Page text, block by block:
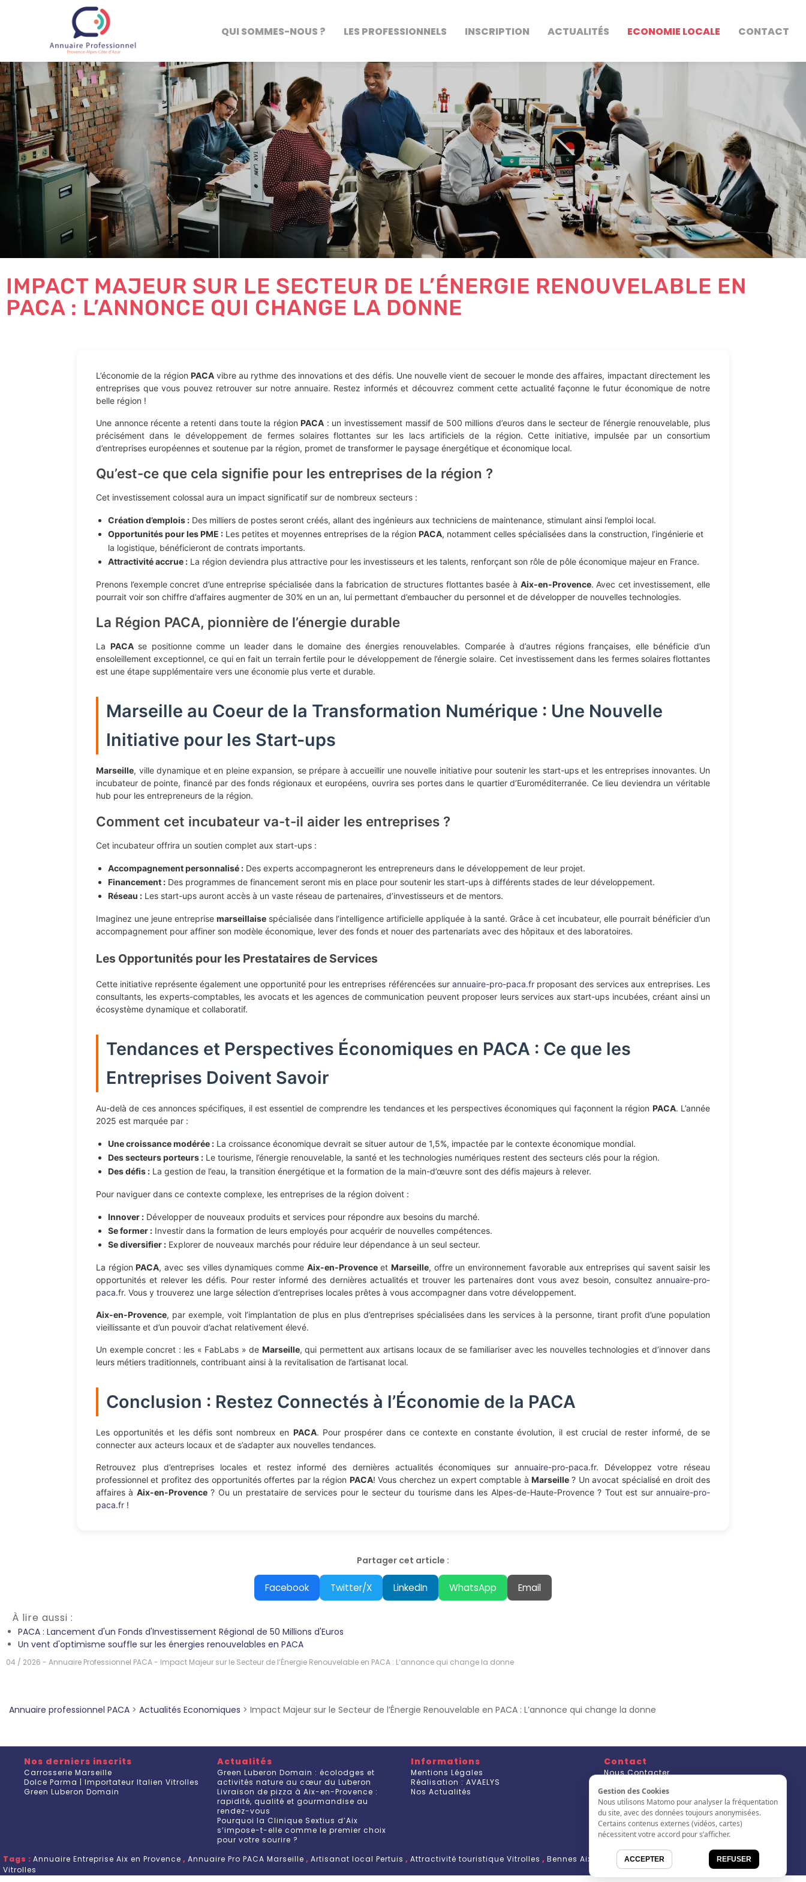
Gestion des Cookies
Nous utilisons Matomo pour analyser la fréquentation
du site, avec des données toujours anonymisées.
Certains contenus externes (vidéos, cartes)
nécessitent votre accord pour s’afficher.
ACCEPTER REFUSER
QUI SOMMES-NOUS ? LES PROFESSIONNELS INSCRIPTION ACTUALITÉS ECONOMIE LOCALE CONTACT
IMPACT MAJEUR SUR LE SECTEUR DE L’ÉNERGIE RENOUVELABLE EN
PACA : L’ANNONCE QUI CHANGE LA DONNE
L’économie de la région PACAvibre au rythme des innovations et des défis. Une nouvelle vient de secouer le monde des affaires, impactant directement les
entreprises que vous pouvez retrouver sur notre annuaire. Restez informés et découvrez comment cette actualité façonne le futur économique de notre
belle région !
Une annonce récente a retenti dans toute la régionPACA : un investissement massif de 500 millions d’euros dans le secteur de l’énergie renouvelable, plus
précisément dans le développement de fermes solaires flottantes sur les lacs artificiels de la région. Cette initiative, impulsée par un consortium
d’entreprises européennes et soutenue par la région, promet de transformer le paysage énergétique et économique local.
Qu’est-ce que cela signifie pour les entreprises de la région ?
Cet investissement colossal aura un impact significatif sur de nombreux secteurs :
Création d’emplois : Des milliers de postes seront créés, allant des ingénieurs aux techniciens de maintenance, stimulant ainsi l’emploi local.
Opportunités pour les PME : Les petites et moyennes entreprises de la région PACA, notamment celles spécialisées dans la construction, l’ingénierie et
la logistique, bénéficieront de contrats importants.
Attractivité accrue : La région deviendra plus attractive pour les investisseurs et les talents, renforçant son rôle de pôle économique majeur en France.
Prenons l’exemple concret d’une entreprise spécialisée dans la fabrication de structures flottantes basée à Aix-en-Provence. Avec cet investissement, elle
pourrait voir son chiffre d’affaires augmenter de 30% en un an, lui permettant d’embaucher du personnel et de développer de nouvelles technologies.
La Région PACA, pionnière de l’énergie durable
La PACAse positionne comme un leader dans le domaine des énergies renouvelables. Comparée à d’autres régions françaises, elle bénéficie d’un
ensoleillement exceptionnel, ce qui en fait un terrain fertile pour le développement de l’énergie solaire. Cet investissement dans les fermes solaires flottantes
est une étape supplémentaire vers une économie plus verte et durable.
Marseille au Coeur de la Transformation Numérique : Une Nouvelle
Initiative pour les Start-ups
Marseille, ville dynamique et en pleine expansion, se prépare à accueillir une nouvelle initiative pour soutenir les start-ups et les entreprises innovantes. Un
incubateur de pointe, financé par des fonds régionaux et européens, ouvrira ses portes dans le quartier d’Euroméditerranée. Ce lieu deviendra un véritable
hub pour les entrepreneurs de la région.
Comment cet incubateur va-t-il aider les entreprises ?
Cet incubateur offrira un soutien complet aux start-ups :
Accompagnement personnalisé : Des experts accompagneront les entrepreneurs dans le développement de leur projet.
Financement : Des programmes de financement seront mis en place pour soutenir les start-ups à différents stades de leur développement.
Réseau : Les start-ups auront accès à un vaste réseau de partenaires, d’investisseurs et de mentors.
Imaginez une jeune entreprise marseillaise spécialisée dans l’intelligence artificielle appliquée à la santé. Grâce à cet incubateur, elle pourrait bénéficier d’un
accompagnement pour affiner son modèle économique, lever des fonds et nouer des partenariats avec des hôpitaux et des laboratoires.
Les Opportunités pour les Prestataires de Services
Cette initiative représente également une opportunité pour les entreprises référencées sur annuaire-pro-paca.frproposant des services aux entreprises. Les
consultants, les experts-comptables, les avocats et les agences de communication peuvent proposer leurs services aux start-ups incubées, créant ainsi un
écosystème dynamique et collaboratif.
Tendances et Perspectives Économiques en PACA : Ce que les
Entreprises Doivent Savoir
Au-delà de ces annonces spécifiques, il est essentiel de comprendre les tendances et les perspectives économiques qui façonnent la région PACA. L’année
2025 est marquée par :
Une croissance modérée : La croissance économique devrait se situer autour de 1,5%, impactée par le contexte économique mondial.
Des secteurs porteurs : Le tourisme, l’énergie renouvelable, la santé et les technologies numériques restent des secteurs clés pour la région.
Des défis : La gestion de l’eau, la transition énergétique et la formation de la main-d’œuvre sont des défis majeurs à relever.
Pour naviguer dans ce contexte complexe, les entreprises de la région doivent :
Innover : Développer de nouveaux produits et services pour répondre aux besoins du marché.
Se former : Investir dans la formation de leurs employés pour acquérir de nouvelles compétences.
Se diversifier : Explorer de nouveaux marchés pour réduire leur dépendance à un seul secteur.
La régionPACA, avec ses villes dynamiques comme Aix-en-ProvenceetMarseille, offre un environnement favorable aux entreprises qui savent saisir les
opportunités et relever les défis. Pour rester informé des dernières actualités et trouver les partenaires dont vous avez besoin, consultez annuaire-pro-
paca.fr. Vous y trouverez une large sélection d’entreprises locales prêtes à vous accompagner dans votre développement.
Aix-en-Provence, par exemple, voit l’implantation de plus en plus d’entreprises spécialisées dans les services à la personne, tirant profit d’une population
vieillissante et d’un pouvoir d’achat relativement élevé.
Un exemple concret : les « FabLabs » de Marseille, qui permettent aux artisans locaux de se familiariser avec les nouvelles technologies et d’innover dans
leurs métiers traditionnels, contribuant ainsi à la revitalisation de l’artisanat local.
Conclusion : Restez Connectés à l’Économie de la PACA
Les opportunités et les défis sont nombreux en PACA. Pour prospérer dans ce contexte en constante évolution, il est crucial de rester informé, de se
connecter aux acteurs locaux et de s’adapter aux nouvelles tendances.
Retrouvez plus d’entreprises locales et restez informé des dernières actualités économiques sur annuaire-pro-paca.fr. Développez votre réseau
professionnel et profitez des opportunités offertes par la région PACA! Vous cherchez un expert comptable à Marseille? Un avocat spécialisé en droit des
affaires à Aix-en-Provence? Ou un prestataire de services pour le secteur du tourisme dans les Alpes-de-Haute-Provence ? Tout est surannuaire-pro-
paca.fr !
Partager cet article :
Facebook Twitter/X LinkedIn WhatsApp Email
À lire aussi :
PACA : Lancement d'un Fonds d'Investissement Régional de 50 Millions d'Euros
Un vent d'optimisme souffle sur les énergies renouvelables en PACA
04 / 2026 - Annuaire Professionnel PACA - Impact Majeur sur le Secteur de l’Énergie Renouvelable en PACA : L’annonce qui change la donne
Annuaire professionnel PACA > Actualités Economiques > Impact Majeur sur le Secteur de l’Énergie Renouvelable en PACA : L’annonce qui change la donne
Nos derniers inscrits
Carrosserie Marseille
Dolce Parma | Importateur Italien Vitrolles
Green Luberon Domain
Actualités
Green Luberon Domain : écolodges et
activités nature au cœur du Luberon
Livraison de pizza à Aix-en-Provence :
rapidité, qualité et gourmandise au
rendez-vous
Pourquoi la Clinique Sextius d’Aix
s’impose-t-elle comme le premier choix
pour votre sourire ?
Informations
Mentions Légales
Réalisation : AVAELYS
Nos Actualités
Contact
Nous Contacter
L'annuaire
Tags : Annuaire Entreprise Aix en Provence , Annuaire Pro PACA Marseille , Artisanat local Pertuis , Attractivité touristique Vitrolles , Bennes Aix en Provence,bennes de 2 Ã 12 metres cubes
Vitrolles